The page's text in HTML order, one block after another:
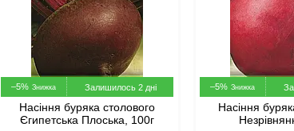
–5% Залишилось 2 дні
Насіння буряка столового
Єгипетська Плоська, 100г
–5%
Насіння